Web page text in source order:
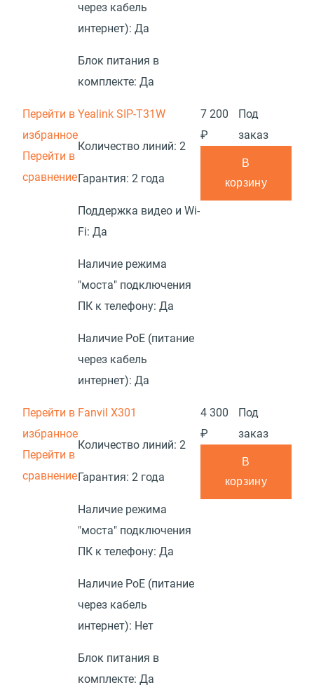
через кабель
интернет): Да
Блок питания в
комплекте: Да
Перейти в
избранное
Перейти в
сравнение
Yealink SIP-T31W
Количество линий: 2
Гарантия: 2 года
Поддержка видео и Wi-
Fi: Да
Наличие режима
"моста" подключения
ПК к телефону: Да
Наличие PoE (питание
через кабель
интернет): Да
7 200
₽
Под
заказ
В
корзину
Перейти в
избранное
Перейти в
сравнение
Fanvil X301
Количество линий: 2
Гарантия: 2 года
Наличие режима
"моста" подключения
ПК к телефону: Да
Наличие PoE (питание
через кабель
интернет): Нет
Блок питания в
комплекте: Да
4 300
₽
Под
заказ
В
корзину